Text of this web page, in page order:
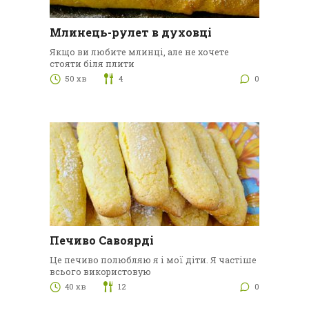
Млинець-рулет в духовці
Якщо ви любите млинці, але не хочете
стояти біля плити
50 хв 4 0
Печиво Савоярді
Це печиво полюбляю я і мої діти. Я частіше
всього використовую
40 хв 12 0